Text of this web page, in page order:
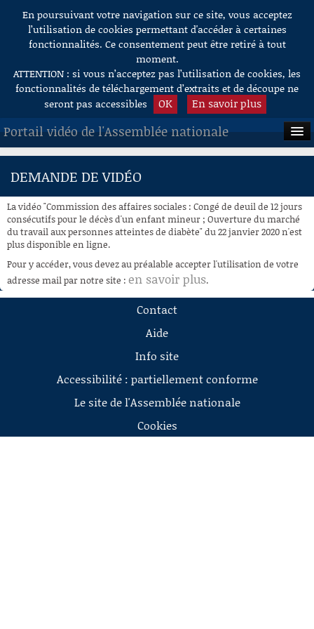
Aller au contenu
En poursuivant votre navigation sur ce site, vous acceptez
l’utilisation de cookies permettant d'accéder à certaines
fonctionnalités. Ce consentement peut être retiré à tout
moment.
ATTENTION : si vous n’acceptez pas l’utilisation de cookies, les
fonctionnalités de téléchargement d’extraits et de découpe ne
seront pas accessibles
OK En savoir plus
Portail vidéo de l'Assemblée nationale
ACCUEIL
À LA DEMANDE
RECHERCHE
AIDE À LA DÉCOUPE
DE VIDÉOS
DEMANDE DE VIDÉO
La vidéo "Commission des affaires sociales : Congé de deuil de 12 jours
consécutifs pour le décès d'un enfant mineur ; Ouverture du marché
du travail aux personnes atteintes de diabète" du 22 janvier 2020 n'est
plus disponible en ligne.
Pour y accéder, vous devez au préalable accepter l'utilisation de votre
adresse mail par notre site : en savoir plus.
Contact
Aide
Info site
Accessibilité : partiellement conforme
Le site de l'Assemblée nationale
Cookies